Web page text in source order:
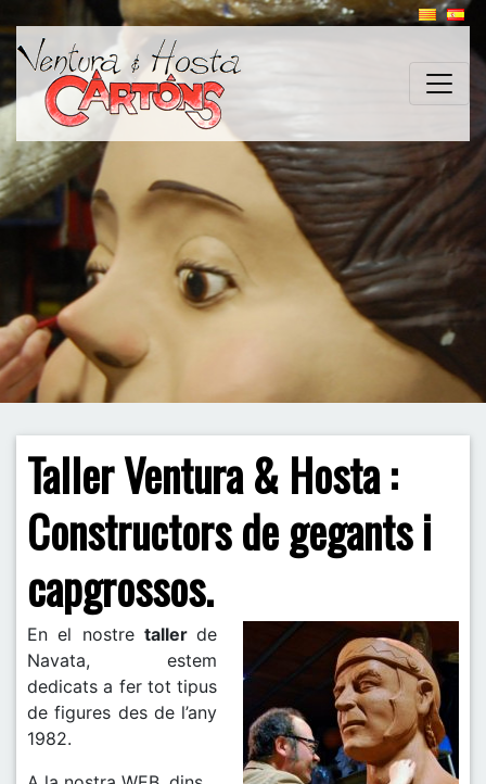
Taller Ventura & Hosta :
Constructors de gegants i
capgrossos.
En el nostre taller de
Navata, estem
dedicats a fer tot tipus
de figures des de l’any
1982.